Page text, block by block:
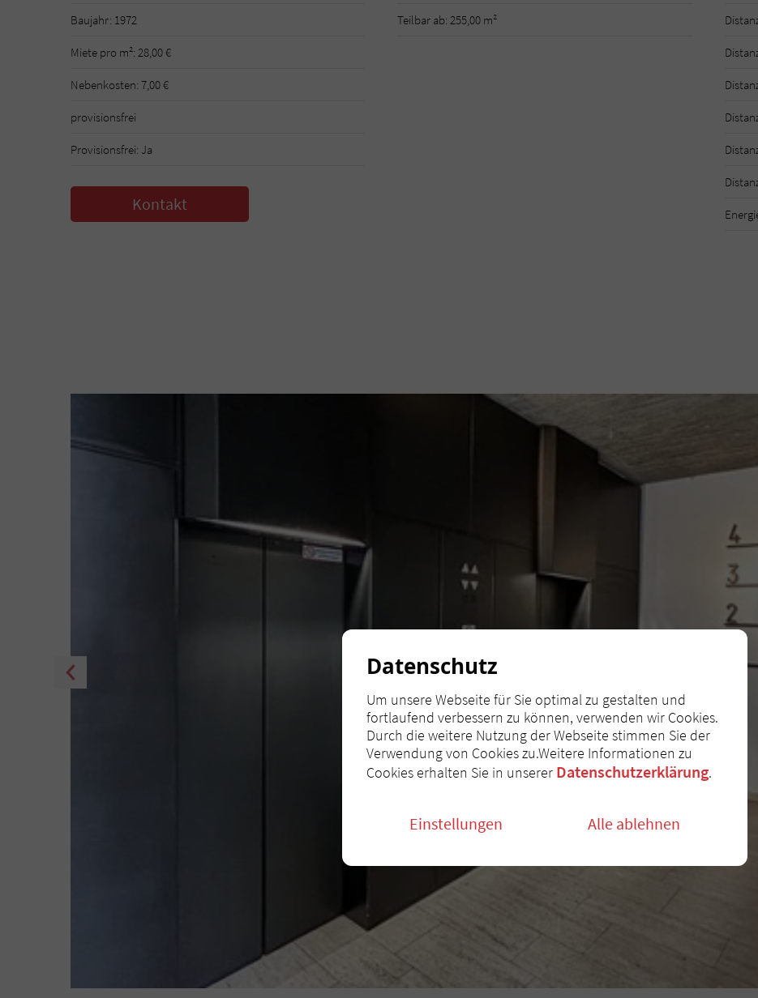
Baujahr: 1972
Miete pro m²: 28,00 €
Nebenkosten: 7,00 €
provisionsfrei
Provisionsfrei: Ja
Kontakt
Teilbar ab: 255,00 m²
Datenschutz
Um unsere Webseite für Sie optimal zu gestalten und
fortlaufend verbessern zu können, verwenden wir Cookies.
Durch die weitere Nutzung der Webseite stimmen Sie der
Verwendung von Cookies zu.Weitere Informationen zu
Cookies erhalten Sie in unserer Datenschutzerklärung.
Einstellungen Alle ablehnen